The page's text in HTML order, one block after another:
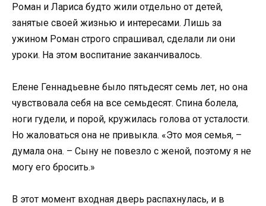
Роман и Лариса будто жили отдельно от детей,
занятые своей жизнью и интересами. Лишь за
ужином Роман строго спрашивал, сделали ли они
уроки. На этом воспитание заканчивалось.
Елене Геннадьевне было пятьдесят семь лет, но она
чувствовала себя на все семьдесят. Спина болела,
ноги гудели, и порой, кружилась голова от усталости.
Но жаловаться она не привыкла. «Это моя семья, –
думала она. – Сыну не повезло с женой, поэтому я не
могу его бросить.»
В этот момент входная дверь распахнулась, и в